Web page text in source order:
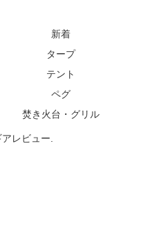
新着
タープ
テント
ペグ
焚き火台・グリル
レビュー.